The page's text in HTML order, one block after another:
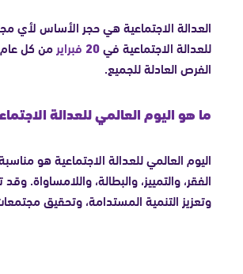
العدالة الاجتماعية هي حجر الأساس لأي
للعدالة الاجتماعية في20 فبرايرمن كل
الفرص العادلة للجميع.
ما هو اليوم العالمي للعدالة
اليوم العالمي للعدالة الاجتماعية هو
الفقر، والتمييز، والبطالة، واللامساواة.
وتعزيز التنمية المستدامة، وتحقيق